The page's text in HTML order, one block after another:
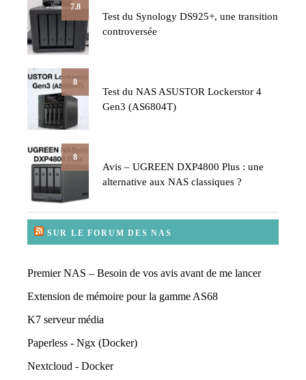
7.8
Test du Synology DS925+, une transition
controversée
8
Test du NAS ASUSTOR Lockerstor 4
Gen3 (AS6804T)
8
Avis – UGREEN DXP4800 Plus : une
alternative aux NAS classiques ?
SUR LE FORUM DES NAS
Premier NAS – Besoin de vos avis avant de me lancer
Extension de mémoire pour la gamme AS68
K7 serveur média
Paperless - Ngx (Docker)
Nextcloud - Docker